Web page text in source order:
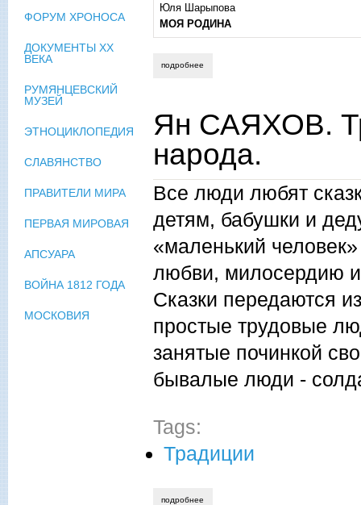
Юля Шарыпова
МОЯ РОДИНА
подробнее
Ян САЯХОВ.
народа.
Все люди любят
детям, бабушки и
«маленький
любви, милосердию и
Сказки передаются
простые трудовые
занятые починкой
бывалые люди -
Tags:
Традиции
подробнее
ФОРУМ ХРОНОСА
ДОКУМЕНТЫ XX
ВЕКА
РУМЯНЦЕВСКИЙ
МУЗЕЙ
ЭТНОЦИКЛОПЕДИЯ
СЛАВЯНСТВО
ПРАВИТЕЛИ МИРА
ПЕРВАЯ МИРОВАЯ
АПСУАРА
ВОЙНА 1812 ГОДА
МОСКОВИЯ